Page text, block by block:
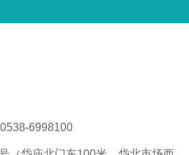
6998100